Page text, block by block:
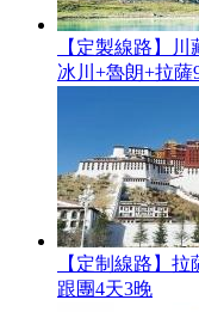
【定製線路】
冰川+魯朗+拉薩
【定制線路】
跟團4天3晚